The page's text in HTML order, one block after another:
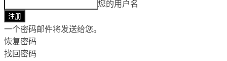
您的用户名
一个密码邮件将发送给您。
恢复密码
找回密码